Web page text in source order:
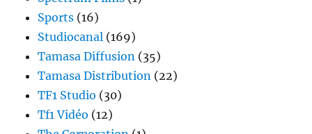
Sports (16)
Studiocanal (169)
Tamasa Diffusion (35)
Tamasa Distribution (22)
TF1 Studio (30)
Tf1 Vidéo (12)